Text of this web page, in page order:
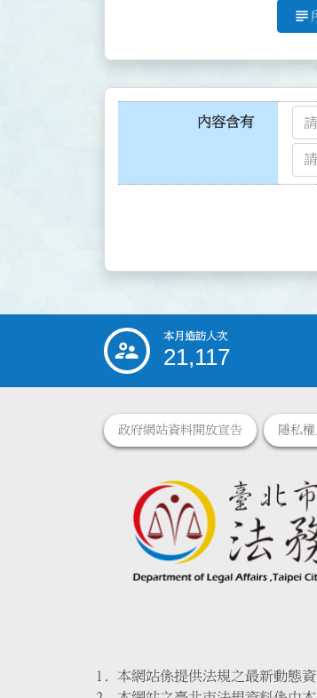
subject
內容含有
::: 本月造訪人次
21,117
政府網站資料開放宣告 隱私
本網站係提供法規之最新動態